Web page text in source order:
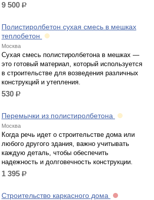
9 500 р.
Полистиролбетон сухая смесь в мешках
теплобетон
Москва
Сухая смесь полистиролбетона в мешках —
это готовый материал, который используется
в строительстве для возведения различных
конструкций и утепления.
530 р.
Перемычки из полистиролбетона
Москва
Когда речь идет о строительстве дома или
любого другого здания, важно учитывать
каждую деталь, чтобы обеспечить
надежность и долговечность конструкции.
1 395 р.
Строительство каркасного дома